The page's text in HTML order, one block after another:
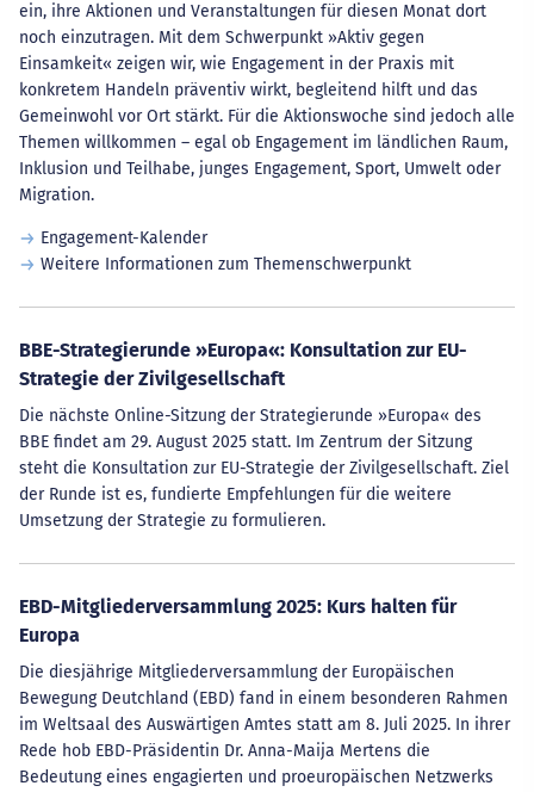
ein, ihre Aktionen und Veranstaltungen für diesen Monat dort
noch einzutragen. Mit dem Schwerpunkt »Aktiv gegen
Einsamkeit« zeigen wir, wie Engagement in der Praxis mit
konkretem Handeln präventiv wirkt, begleitend hilft und das
Gemeinwohl vor Ort stärkt. Für die Aktionswoche sind jedoch alle
Themen willkommen – egal ob Engagement im ländlichen Raum,
Inklusion und Teilhabe, junges Engagement, Sport, Umwelt oder
Migration.
Engagement-Kalender
Weitere Informationen zum Themenschwerpunkt
BBE-Strategierunde »Europa«: Konsultation zur EU-
Strategie der Zivilgesellschaft
Die nächste Online-Sitzung der Strategierunde »Europa« des
BBE findet am 29. August 2025 statt. Im Zentrum der Sitzung
steht die Konsultation zur EU-Strategie der Zivilgesellschaft. Ziel
der Runde ist es, fundierte Empfehlungen für die weitere
Umsetzung der Strategie zu formulieren.
EBD-Mitgliederversammlung 2025: Kurs halten für
Europa
Die diesjährige Mitgliederversammlung der Europäischen
Bewegung Deutchland (EBD) fand in einem besonderen Rahmen
im Weltsaal des Auswärtigen Amtes statt am 8. Juli 2025. In ihrer
Rede hob EBD-Präsidentin Dr. Anna-Maija Mertens die
Bedeutung eines engagierten und proeuropäischen Netzwerks